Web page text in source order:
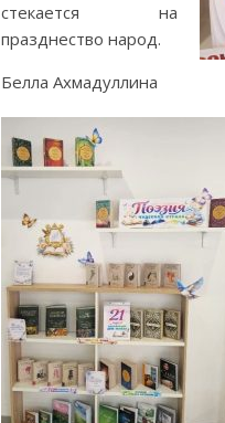
стекается на
празднество народ.
Белла Ахмадуллина